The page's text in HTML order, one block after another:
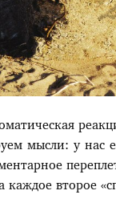
мысли: у нас
каждое второе